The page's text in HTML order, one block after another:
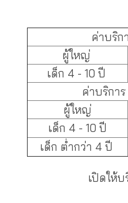
ค่าบริก
ผู้ใหญ่
เด็ก 4 - 10 ปี
ค่าบริกา
ผู้ใหญ่
เด็ก 4 - 10 ปี
เด็ก ต่ำกว่า 4 ปี
เปิดให้